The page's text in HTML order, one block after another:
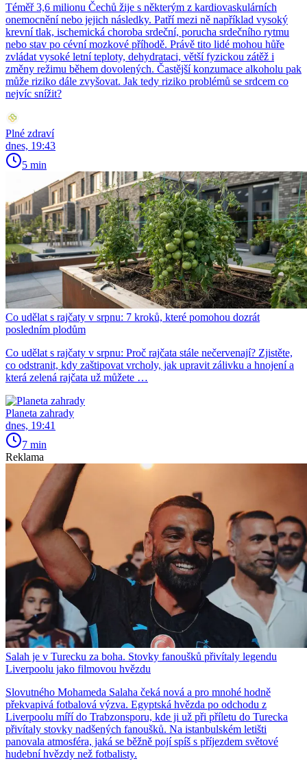
Téměř 3,6 milionu Čechů žije s některým z kardiovaskulárních
onemocnění nebo jejich následky. Patří mezi ně například vysoký
krevní tlak, ischemická choroba srdeční, porucha srdečního rytmu
nebo stav po cévní mozkové příhodě. Právě tito lidé mohou hůře
zvládat vysoké letní teploty, dehydrataci, větší fyzickou zátěž i
změny režimu během dovolených. Častější konzumace alkoholu pak
může riziko dále zvyšovat. Jak tedy riziko problémů se srdcem co
nejvíc snížit?
Plné zdraví
dnes, 19:43
5 min
Co udělat s rajčaty v srpnu: 7 kroků, které pomohou dozrát
posledním plodům
Co udělat s rajčaty v srpnu: Proč rajčata stále nečervenají? Zjistěte,
co odstranit, kdy zaštipovat vrcholy, jak upravit zálivku a hnojení a
která zelená rajčata už můžete …
Planeta zahrady
dnes, 19:41
7 min
Reklama
Salah je v Turecku za boha. Stovky fanoušků přivítaly legendu
Liverpoolu jako filmovou hvězdu
Slovutného Mohameda Salaha čeká nová a pro mnohé hodně
překvapivá fotbalová výzva. Egyptská hvězda po odchodu z
Liverpoolu míří do Trabzonsporu, kde ji už při příletu do Turecka
přivítaly stovky nadšených fanoušků. Na istanbulském letišti
panovala atmosféra, jaká se běžně pojí spíš s příjezdem světové
hudební hvězdy než fotbalisty.